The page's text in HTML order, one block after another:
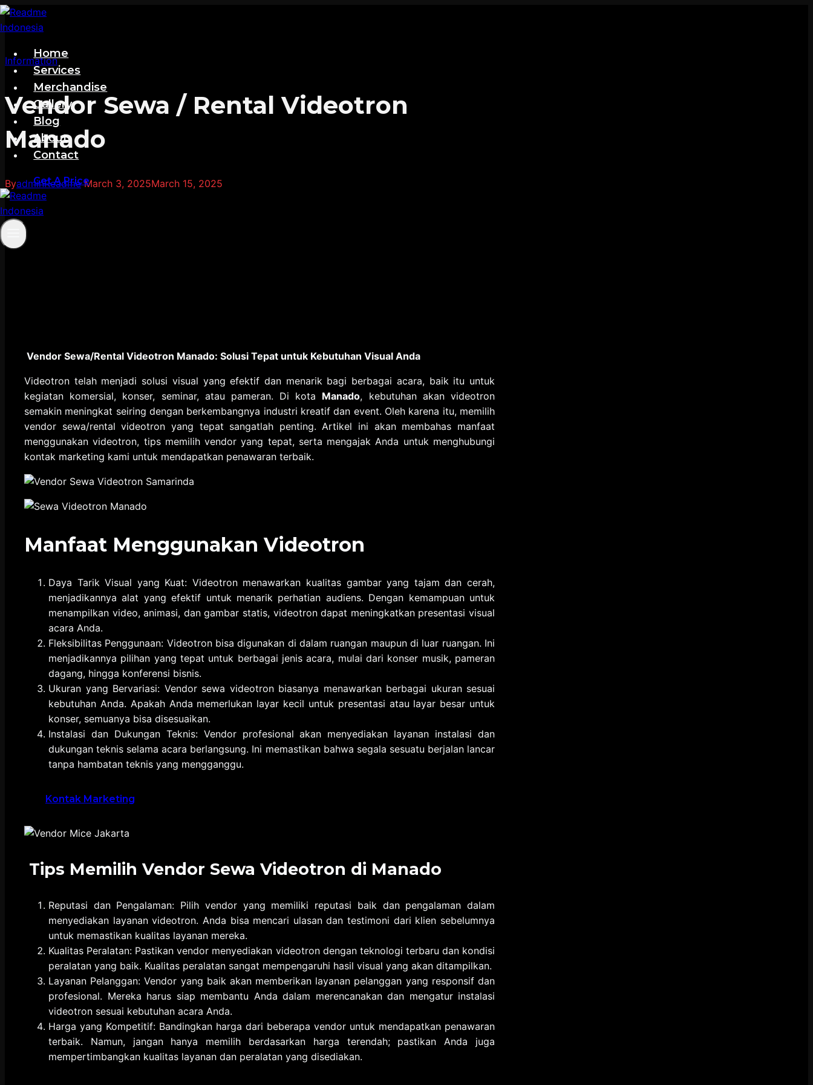
Skip
to
Home
Services
Merchandise
Gallery
Blog
About
Contact
Get A Price
Information
Vendor Sewa / Rental Videotron
Manado
ByadminReadme March 3, 2025March 15, 2025
Vendor Sewa/Rental Videotron Manado: Solusi Tepat untuk Kebutuhan Visual Anda
Videotron telah menjadi solusi visual yang efektif dan menarik bagi berbagai acara, baik itu untuk
kegiatan komersial, konser, seminar, atau pameran. Di kota Manado, kebutuhan akan videotron
semakin meningkat seiring dengan berkembangnya industri kreatif dan event. Oleh karena itu, memilih
vendor sewa/rental videotron yang tepat sangatlah penting. Artikel ini akan membahas manfaat
menggunakan videotron, tips memilih vendor yang tepat, serta mengajak Anda untuk menghubungi
kontak marketing kami untuk mendapatkan penawaran terbaik.
Manfaat Menggunakan Videotron
Daya Tarik Visual yang Kuat: Videotron menawarkan kualitas gambar yang tajam dan cerah,
menjadikannya alat yang efektif untuk menarik perhatian audiens. Dengan kemampuan untuk
menampilkan video, animasi, dan gambar statis, videotron dapat meningkatkan presentasi visual
acara Anda.
Fleksibilitas Penggunaan: Videotron bisa digunakan di dalam ruangan maupun di luar ruangan. Ini
menjadikannya pilihan yang tepat untuk berbagai jenis acara, mulai dari konser musik, pameran
dagang, hingga konferensi bisnis.
Ukuran yang Bervariasi: Vendor sewa videotron biasanya menawarkan berbagai ukuran sesuai
kebutuhan Anda. Apakah Anda memerlukan layar kecil untuk presentasi atau layar besar untuk
konser, semuanya bisa disesuaikan.
Instalasi dan Dukungan Teknis: Vendor profesional akan menyediakan layanan instalasi dan
dukungan teknis selama acara berlangsung. Ini memastikan bahwa segala sesuatu berjalan lancar
tanpa hambatan teknis yang mengganggu.
Kontak Marketing
Tips Memilih Vendor Sewa Videotron di Manado
Reputasi dan Pengalaman: Pilih vendor yang memiliki reputasi baik dan pengalaman dalam
menyediakan layanan videotron. Anda bisa mencari ulasan dan testimoni dari klien sebelumnya
untuk memastikan kualitas layanan mereka.
Kualitas Peralatan: Pastikan vendor menyediakan videotron dengan teknologi terbaru dan kondisi
peralatan yang baik. Kualitas peralatan sangat mempengaruhi hasil visual yang akan ditampilkan.
Layanan Pelanggan: Vendor yang baik akan memberikan layanan pelanggan yang responsif dan
profesional. Mereka harus siap membantu Anda dalam merencanakan dan mengatur instalasi
videotron sesuai kebutuhan acara Anda.
Harga yang Kompetitif: Bandingkan harga dari beberapa vendor untuk mendapatkan penawaran
terbaik. Namun, jangan hanya memilih berdasarkan harga terendah; pastikan Anda juga
mempertimbangkan kualitas layanan dan peralatan yang disediakan.